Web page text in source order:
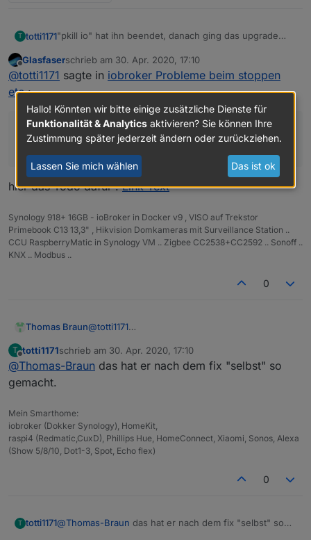
T totti1171"pkill io" hat ihn beendet, danach ging das upgrade
jetzt habe ich den fixer drübergejagt - nun das:
Fixing
This system does
Do not use npm to manually
Unsupported init
Your
Run iobroker
sudo: Hostname
sudo:
sudo: Regelwerks-
sudo:
Offline
Glasfaserschrieb am 30. Apr. 2020, 17:10
zuletzt editiert von
@totti1171 sagte in iobroker Probleme beim stoppen
etc.:
sudo: Die Audit-Nachricht kann nicht gesendet
werden: Unbekannter Fehler -1
hier das Todo dafür .Link Text
Synology 918+ 16GB - ioBroker in Docker v9 , VISO auf Trekstor
Primebook C13 13,3" , Hikvision Domkameras mit Surveillance Station ..
CCU RaspberryMatic in Synology VM .. Zigbee CC2538+CC2592 .. Sonoff ..
KNX .. Modbus ..
0
Thomas Braun@totti1171
dürfte aber auch in einem Docker-Image
Quatsch sein.
T
Offline
totti1171schrieb am 30. Apr. 2020, 17:10
zuletzt editiert von
@Thomas-Braun das hat er nach dem fix "selbst" so
gemacht.
Mein Smarthome:
iobroker (Dokker Synology), HomeKit,
raspi4 (Redmatic,CuxD), Phillips Hue, HomeConnect, Xiaomi, Sonos, Alexa
(Show 5/8/10, Dot1-3, Spot, Echo flex)
0
T totti1171@Thomas-Braun das hat er nach dem fix "selbst" so
Hallo! Könnten wir bitte einige zusätzliche Dienste für
Funktionalität & Analytics aktivieren? Sie können Ihre
Zustimmung später jederzeit ändern oder zurückziehen.
Lassen Sie mich wählen Das ist ok